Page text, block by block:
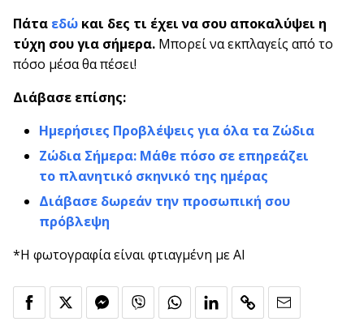
Πάτα εδώ και δες τι έχει να σου αποκαλύψει η
τύχη σου για σήμερα. Μπορεί να εκπλαγείς από το
πόσο μέσα θα πέσει!
Διάβασε επίσης:
Ημερήσιες Προβλέψεις για όλα τα Ζώδια
Ζώδια Σήμερα: Μάθε πόσο σε επηρεάζει
το πλανητικό σκηνικό της ημέρας
Διάβασε δωρεάν την προσωπική σου
πρόβλεψη
*Η φωτογραφία είναι φτιαγμένη με AI